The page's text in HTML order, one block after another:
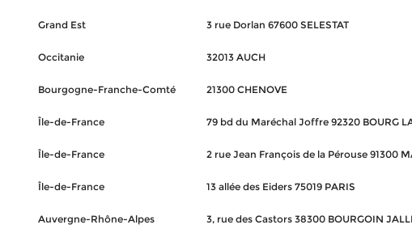
Grand Est 3 rue Dorlan 67600 SELESTAT
Occitanie 32013 AUCH
Bourgogne-Franche-Comté 21300 CHENOVE
Île-de-France 79 bd du Maréchal Joffre 92320 BOURG
Île-de-France 2 rue Jean François de la Pérouse 91300
Île-de-France 13 allée des Eiders 75019 PARIS
Auvergne-Rhône-Alpes 3, rue des Castors 38300 BOURGOIN